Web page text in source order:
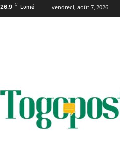
26.9 C Lomé vendredi, août 7, 2026